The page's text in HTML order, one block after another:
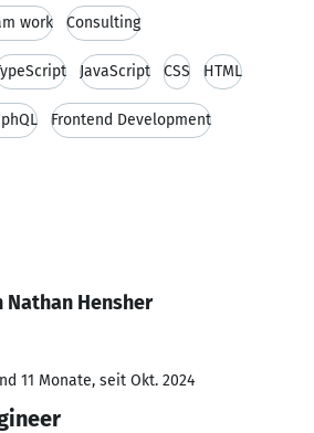
work Consulting
JavaScript CSS HTML
Frontend Development
Hensher
11 Monate, seit Okt. 2024